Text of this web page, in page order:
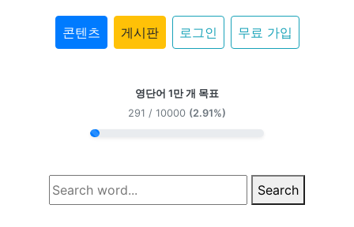
콘텐츠 게시판 로그인 무료 가입
영단어 1만 개 목표
291 / 10000 (2.91%)
Search